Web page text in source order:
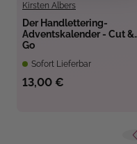
Kirsten Albers
Der Handlettering-
Adventskalender - Cut &
Go
Sofort Lieferbar
13,00 €